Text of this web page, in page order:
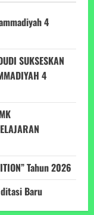
4
SUKSESKAN
4
Tahun 2026
Baru